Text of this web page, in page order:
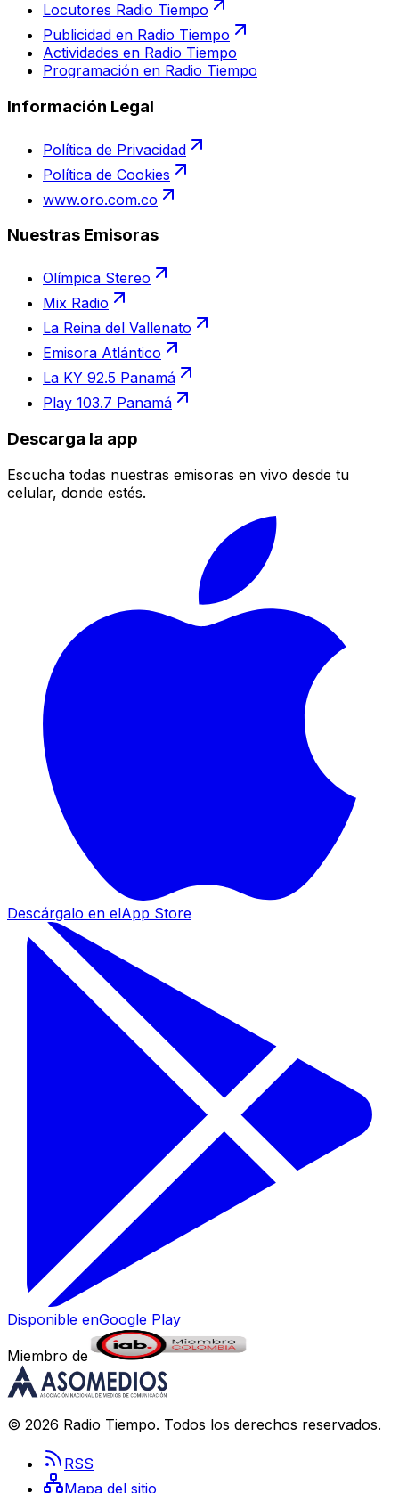
Locutores Radio Tiempo
Publicidad en Radio Tiempo
Actividades en Radio Tiempo
Programación en Radio Tiempo
Información Legal
Política de Privacidad
Política de Cookies
www.oro.com.co
Nuestras Emisoras
Olímpica Stereo
Mix Radio
La Reina del Vallenato
Emisora Atlántico
La KY 92.5 Panamá
Play 103.7 Panamá
Descarga la app
Escucha todas nuestras emisoras en vivo desde tu
celular, donde estés.
Descárgalo en elApp Store
Disponible enGoogle Play
Miembro de
© 2026 Radio Tiempo. Todos los derechos reservados.
RSS
Mapa del sitio